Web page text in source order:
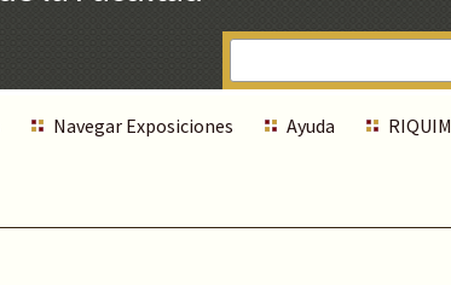
Navegar Exposiciones Ayuda RIQUIM